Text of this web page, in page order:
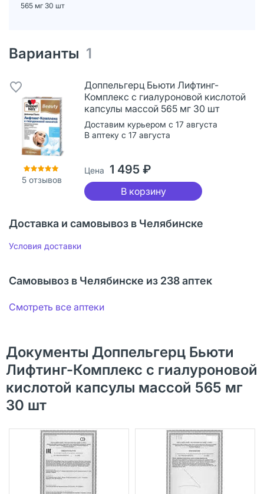
565 мг 30 шт
Варианты 1
5 отзывов
Доппельгерц Бьюти Лифтинг-
Комплекс с гиалуроновой кислотой
капсулы массой 565 мг 30 шт
Доставим курьером с 17 августа
В аптеку с 17 августа
Цена 1 495 ₽
В корзину
Доставка и самовывоз в Челябинске
Условия доставки
Самовывоз в Челябинске из 238 аптек
Смотреть все аптеки
Документы Доппельгерц Бьюти
Лифтинг-Комплекс с гиалуроновой
кислотой капсулы массой 565 мг
30 шт